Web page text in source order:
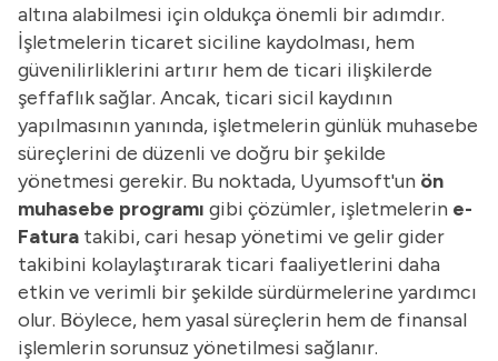
altına alabilmesi için oldukça önemli bir adımdır.
İşletmelerin ticaret siciline kaydolması, hem
güvenilirliklerini artırır hem de ticari ilişkilerde
şeffaflık sağlar. Ancak, ticari sicil kaydının
yapılmasının yanında, işletmelerin günlük muhasebe
süreçlerini de düzenli ve doğru bir şekilde
yönetmesi gerekir. Bu noktada, Uyumsoft'un ön
muhasebe programı gibi çözümler, işletmelerin e-
Fatura takibi, cari hesap yönetimi ve gelir gider
takibini kolaylaştırarak ticari faaliyetlerini daha
etkin ve verimli bir şekilde sürdürmelerine yardımcı
olur. Böylece, hem yasal süreçlerin hem de finansal
işlemlerin sorunsuz yönetilmesi sağlanır.